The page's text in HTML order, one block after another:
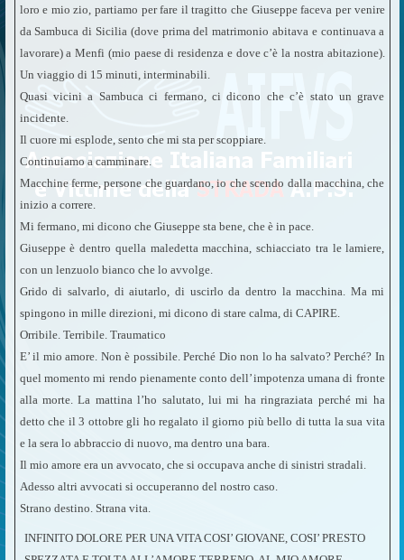
loro e mio zio, partiamo per fare il tragitto che Giuseppe faceva per venire
da Sambuca di Sicilia (dove prima del matrimonio abitava e continuava a
lavorare) a Menfi (mio paese di residenza e dove c’è la nostra abitazione).
Un viaggio di 15 minuti, interminabili.
Quasi vicini a Sambuca ci fermano, ci dicono che c’è stato un grave
incidente.
Il cuore mi esplode, sento che mi sta per scoppiare.
Continuiamo a camminare.
Macchine ferme, persone che guardano, io che scendo dalla macchina, che
inizio a correre.
Mi fermano, mi dicono che Giuseppe sta bene, che è in pace.
Giuseppe è dentro quella maledetta macchina, schiacciato tra le lamiere,
con un lenzuolo bianco che lo avvolge.
Grido di salvarlo, di aiutarlo, di uscirlo da dentro la macchina. Ma mi
spingono in mille direzioni, mi dicono di stare calma, di CAPIRE.
Orribile. Terribile. Traumatico
E’ il mio amore. Non è possibile. Perché Dio non lo ha salvato? Perché? In
quel momento mi rendo pienamente conto dell’impotenza umana di fronte
alla morte. La mattina l’ho salutato, lui mi ha ringraziata perché mi ha
detto che il 3 ottobre gli ho regalato il giorno più bello di tutta la sua vita
e la sera lo abbraccio di nuovo, ma dentro una bara.
Il mio amore era un avvocato, che si occupava anche di sinistri stradali.
Adesso altri avvocati si occuperanno del nostro caso.
Strano destino. Strana vita.
INFINITO DOLORE PER UNA VITA COSI’ GIOVANE, COSI’ PRESTO